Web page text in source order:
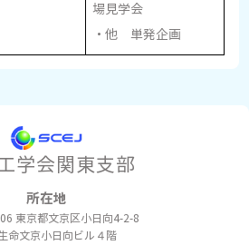
学会関東支部
所在地
東京都文京区小日向4-2-8
命文京小日向ビル４階
場見学会
・他 単発企画